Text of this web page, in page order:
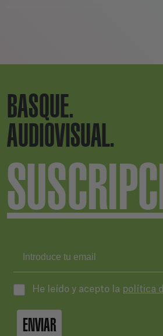
BASQUE.
AUDIOVISUAL.
He leído y acepto la política
ENVIAR